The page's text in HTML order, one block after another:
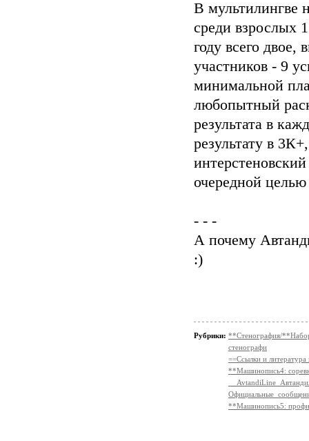
В мультилингве
среди взрослых
году всего
участников - 9
минимальной
любопытный
результата в
результату в
очередной
- - -
А почему
:)
Рубрики: **Стенография/
стенографи
==Ссылки и
**Машинопись4:
**Машинопись5: профи